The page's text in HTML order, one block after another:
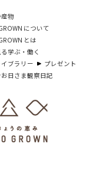
物
について
とは
学ぶ・働く
ブラリー
プレゼント
日さま観察日記